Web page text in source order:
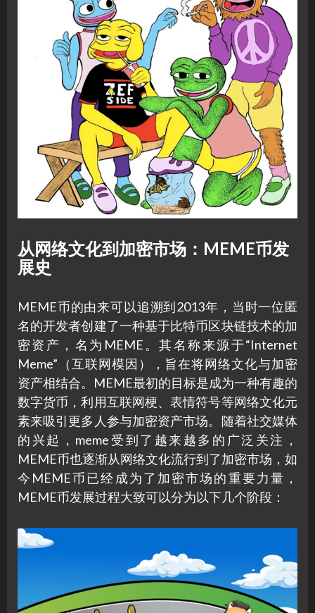
从网络文化到加密市场：MEME币发
展史
MEME币的由来可以追溯到2013年，当时一位匿
名的开发者创建了一种基于比特币区块链技术的加
密资产，名为MEME。其名称来源于“Internet
Meme”（互联网模因），旨在将网络文化与加密
资产相结合。MEME最初的目标是成为一种有趣的
数字货币，利用互联网梗、表情符号等网络文化元
素来吸引更多人参与加密资产市场。随着社交媒体
的兴起，meme受到了越来越多的广泛关注，
MEME币也逐渐从网络文化流行到了加密市场，如
今MEME币已经成为了加密市场的重要力量，
MEME币发展过程大致可以分为以下几个阶段：